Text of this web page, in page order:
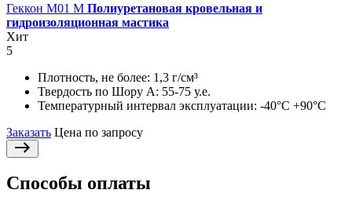
Геккон М01 М Полиуретановая кровельная и
гидроизоляционная мастика
Хит
5
Плотность, не более: 1,3 г/см³
Твердость по Шору А: 55-75 у.е.
Температурный интервал эксплуатации: -40°С +90°С
Заказать Цена по запросу
Способы оплаты